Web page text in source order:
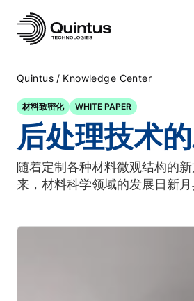
Quintus / Knowledge Center
材料致密化 WHITE PAPER
后处理技术
随着定制各种材料微观结构的
来，材料科学领域的发展日新月